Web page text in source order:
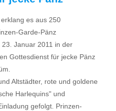
erklang es aus 250
Garde-Pänz
Januar 2011 in der
Gottesdienst für jecke Pänz
Altstädter, rote und goldene
Harlequins" und
gefolgt. Prinzen-